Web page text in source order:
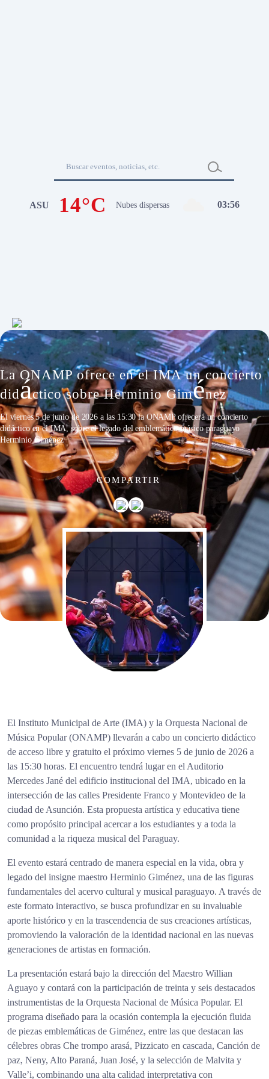
ASU 14°C Nubes dispersas 03:56
La ONAMP ofrece en el IMA un concierto
didáctico sobre Herminio Giménez
El viernes 5 de junio de 2026 a las 15:30 la ONAMP ofrecerá un concierto
didáctico en el IMA, sobre el legado del emblemático músico paraguayo
Herminio Giménez
COMPARTIR
El Instituto Municipal de Arte (IMA) y la Orquesta Nacional de
Música Popular (ONAMP) llevarán a cabo un concierto didáctico
de acceso libre y gratuito el próximo viernes 5 de junio de 2026 a
las 15:30 horas. El encuentro tendrá lugar en el Auditorio
Mercedes Jané del edificio institucional del IMA, ubicado en la
intersección de las calles Presidente Franco y Montevideo de la
ciudad de Asunción. Esta propuesta artística y educativa tiene
como propósito principal acercar a los estudiantes y a toda la
comunidad a la riqueza musical del Paraguay.
El evento estará centrado de manera especial en la vida, obra y
legado del insigne maestro Herminio Giménez, una de las figuras
fundamentales del acervo cultural y musical paraguayo. A través de
este formato interactivo, se busca profundizar en su invaluable
aporte histórico y en la trascendencia de sus creaciones artísticas,
promoviendo la valoración de la identidad nacional en las nuevas
generaciones de artistas en formación.
La presentación estará bajo la dirección del Maestro Willian
Aguayo y contará con la participación de treinta y seis destacados
instrumentistas de la Orquesta Nacional de Música Popular. El
programa diseñado para la ocasión contempla la ejecución fluida
de piezas emblemáticas de Giménez, entre las que destacan las
célebres obras Che trompo arasá, Pizzicato en cascada, Canción de
paz, Neny, Alto Paraná, Juan José, y la selección de Malvita y
Valle’i, combinando una alta calidad interpretativa con